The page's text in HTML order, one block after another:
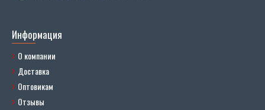
Информация
О компании
Доставка
Оптовикам
Отзывы